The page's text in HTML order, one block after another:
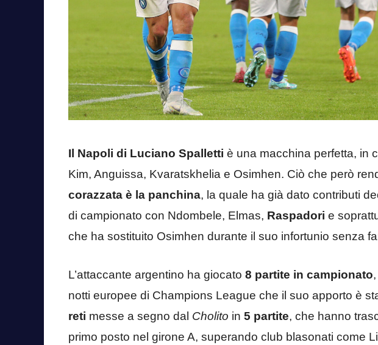
Il Napoli di Luciano Spalletti è una macchina perfetta, in
Kim, Anguissa, Kvaratskhelia e Osimhen. Ciò che però
corazzata è la panchina, la quale ha già dato contributi
di campionato con Ndombele, Elmas, Raspadori e
che ha sostituito Osimhen durante il suo infortunio senza
L’attaccante argentino ha giocato 8 partite in campionato
notti europee di Champions League che il suo apporto è
reti messe a segno dal Cholito in 5 partite, che hanno
primo posto nel girone A, superando club blasonati come